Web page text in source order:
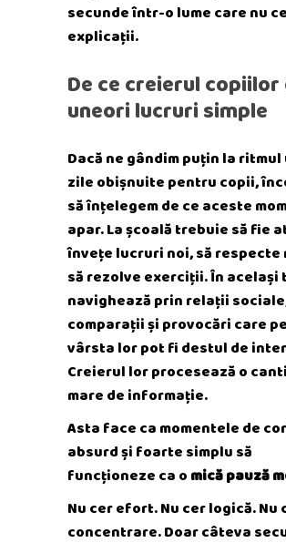
secunde într-o lume care nu
explicații.
De ce creierul copiilor
uneori lucruri simple
Dacă ne gândim puțin la ritmul
zile obișnuite pentru copii,
să înțelegem de ce aceste
apar. La școală trebuie să fie
învețe lucruri noi, să respecte
să rezolve exerciții. În același
navighează prin relații
comparații și provocări care
vârsta lor pot fi destul de
Creierul lor procesează o
mare de informație.
Asta face ca momentele de
absurd și foarte simplu să
funcționeze ca o mică pauză
Nu cer efort. Nu cer logică. Nu
concentrare. Doar câteva